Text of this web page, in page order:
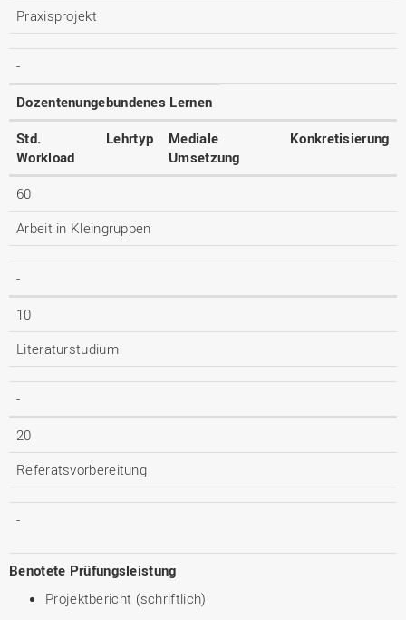
Praxisprojekt
-
Dozentenungebundenes Lernen
Std.
Workload
Lehrtyp
Mediale
Umsetzung
Konkretisierung
60
Arbeit in Kleingruppen
-
10
Literaturstudium
-
20
Referatsvorbereitung
-
Benotete Prüfungsleistung
Projektbericht (schriftlich)